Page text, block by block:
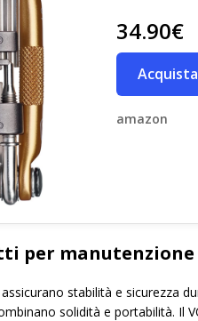
34.90€
amazon
per
stabilità e sicurezza
solidità e portabilità. Il